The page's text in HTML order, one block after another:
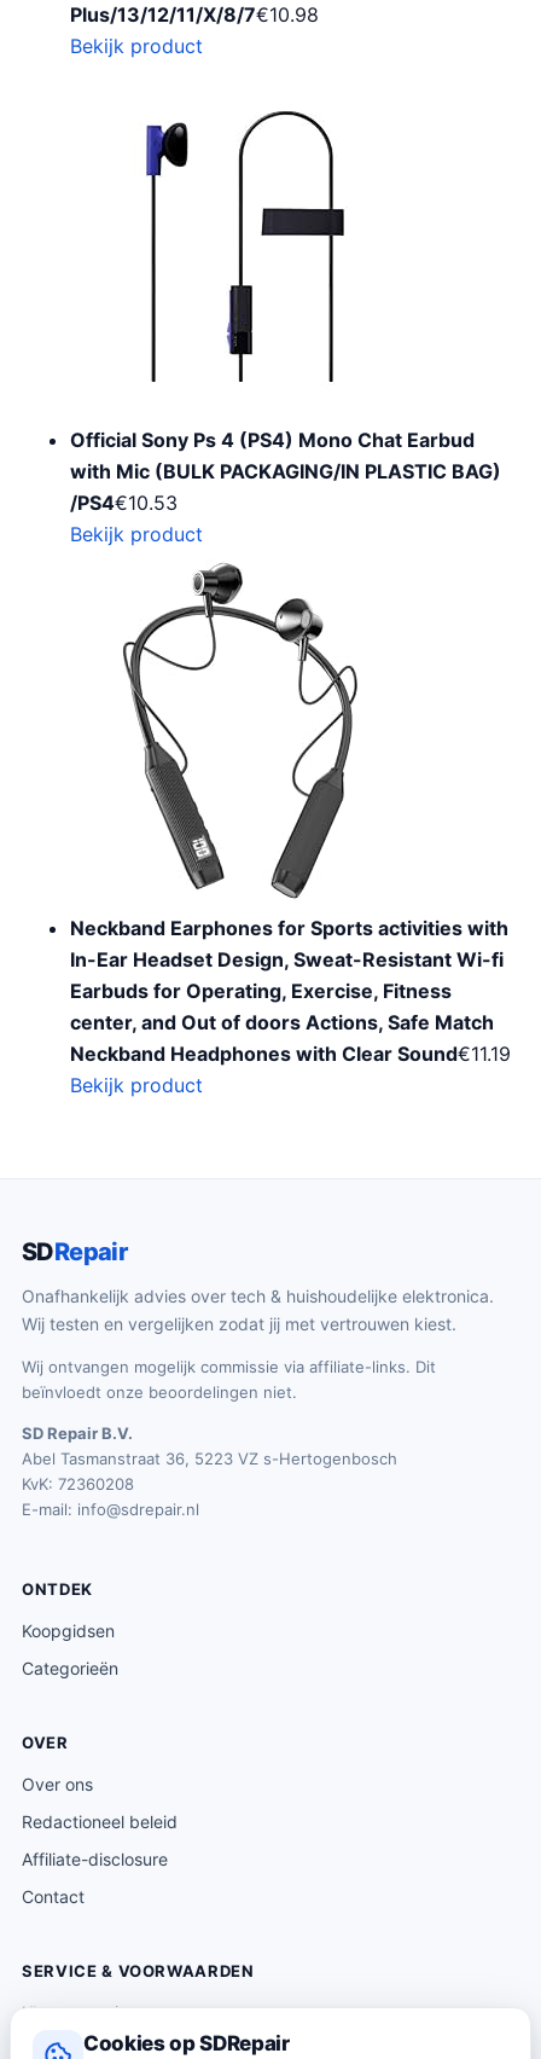
Cookies op SDRepair
Plus/13/12/11/X/8/7€10.98
Bekijk product
Official Sony Ps 4 (PS4) Mono Chat Earbud
with Mic (BULK PACKAGING/IN PLASTIC BAG)
/PS4€10.53
Bekijk product
Neckband Earphones for Sports activities with
In-Ear Headset Design, Sweat-Resistant Wi-fi
Earbuds for Operating, Exercise, Fitness
center, and Out of doors Actions, Safe Match
Neckband Headphones with Clear Sound€11.19
Bekijk product
SDRepair
Onafhankelijk advies over tech & huishoudelijke elektronica.
Wij testen en vergelijken zodat jij met vertrouwen kiest.
Wij ontvangen mogelijk commissie via affiliate-links. Dit
beïnvloedt onze beoordelingen niet.
SD Repair B.V.
Abel Tasmanstraat 36, 5223 VZ s-Hertogenbosch
KvK: 72360208
E-mail: info@sdrepair.nl
ONTDEK
Koopgidsen
Categorieën
OVER
Over ons
Redactioneel beleid
Affiliate-disclosure
Contact
SERVICE & VOORWAARDEN
Klantenservice
Verzending & levering